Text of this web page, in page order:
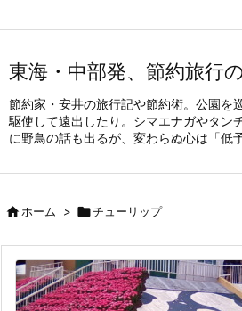
東海・中部発、節約旅行
節約家・安井の旅行記や節約術。公園を
駆使して遠出したり。シマエナガやタン
に野鳥の話も出るが、変わらぬ心は「低
ホーム > チューリップ